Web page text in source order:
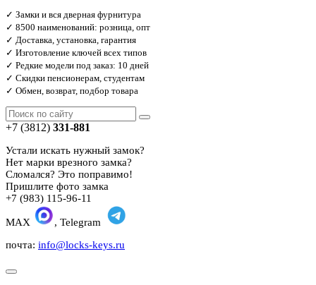
✓ Замки и вся дверная фурнитура
✓ 8500 наименований: розница, опт
✓ Доставка, установка, гарантия
✓ Изготовление ключей всех типов
✓ Редкие модели под заказ: 10 дней
✓ Скидки пенсионерам, студентам
✓ Обмен, возврат, подбор товара
+7 (3812) 331-881
Устали искать нужный замок?
Нет марки врезного замка?
Сломался? Это поправимо!
Пришлите фото замка
+7 (983) 115-96-11
MAX
, Telegram
почта: info@locks-keys.ru